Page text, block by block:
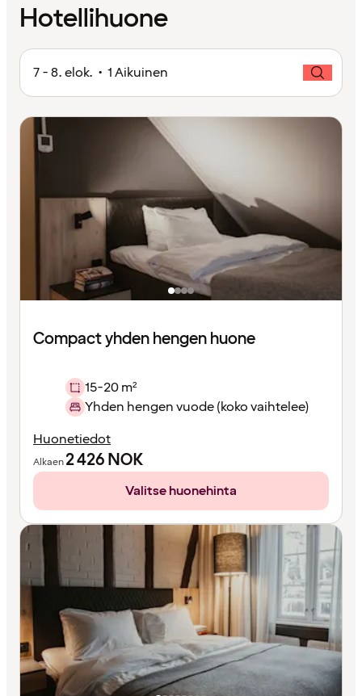
Hotellihuone
7 - 8. elok. • 1 Aikuinen
Compact yhden hengen huone
15-20 m²
Yhden hengen vuode (koko vaihtelee)
Huonetiedot
Alkaen2 426NOK
Valitse huonehinta